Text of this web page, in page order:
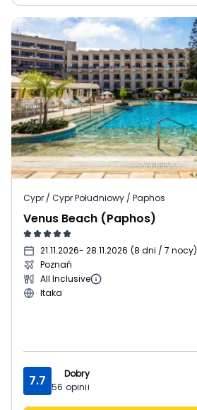
Cypr / Cypr Południowy / Paphos
Venus Beach (Paphos)
21.11.2026- 28.11.2026 (8 dni / 7 nocy)
Poznań
All Inclusive
Itaka
7.7
Dobry
56 opinii